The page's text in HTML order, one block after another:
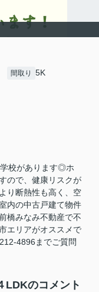
間取り 5K
校があります◎ホ
ので、健康リスクが
り断熱性も高く、空
内の中古戸建て物件
橋みなみ不動産で不
エリアがオススメで
4896までご質問
LDKのコメント